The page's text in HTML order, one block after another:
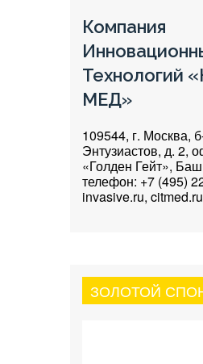
Компания
Технологий
МЕД»
109544, г. Москва,
Энтузиастов, д. 2,
«Голден Гейт»,
телефон: +7 (495)
invasive.ru, citmed.ru
ЗОЛОТОЙ